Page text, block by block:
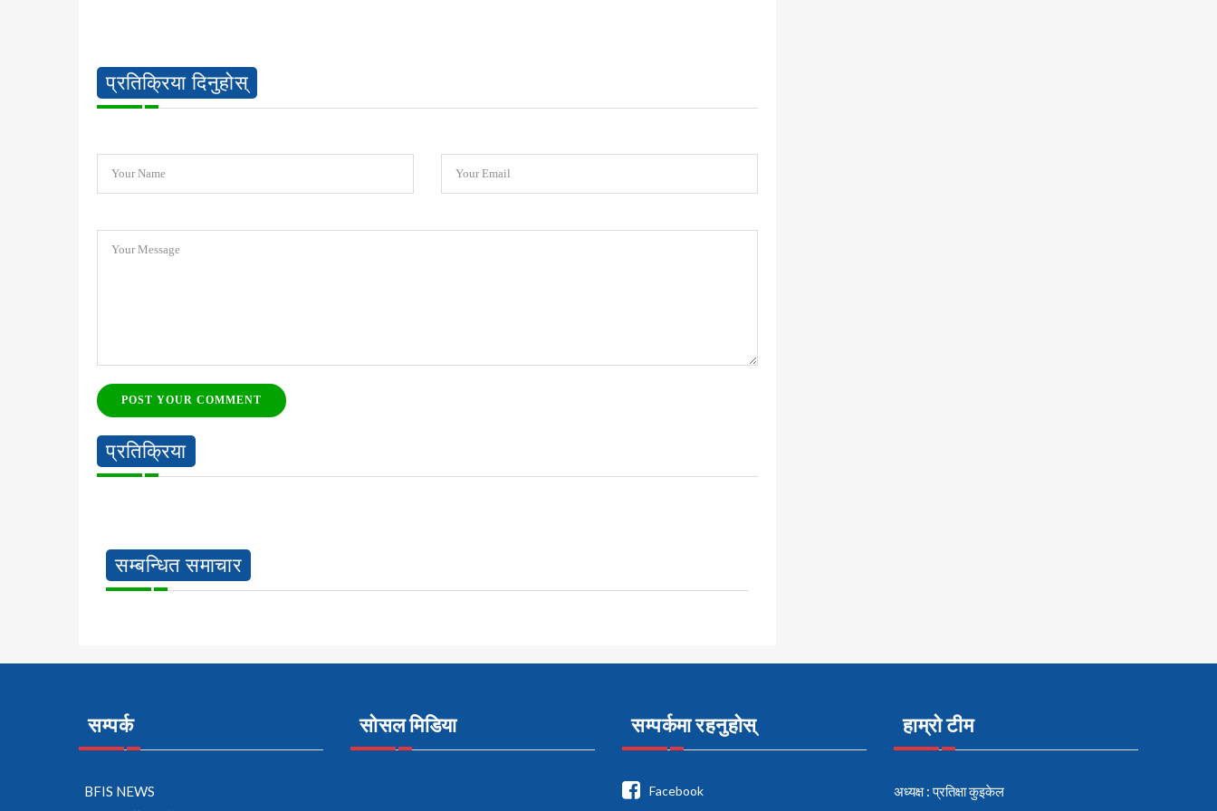
प्रतिक्रिया दिनुहोस्
Your Name Your Email
Your Message
POST YOUR COMMENT
प्रतिक्रिया
सम्बन्धित समाचार
सम्पर्क
BFIS NEWS
सोसल मिडिया सम्पर्कमा रहनुहोस्
Facebook
हाम्रो टीम
अध्यक्ष : प्रतिक्षा कुइकेल